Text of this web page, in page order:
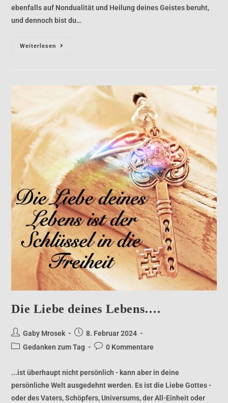
ebenfalls auf Nondualität und Heilung deines Geistes beruht,
und dennoch bist du…
Weiterlesen
Die Liebe deines Lebens….
Gaby Mrosek
8. Februar 2024
Gedanken zum Tag
0 Kommentare
...ist überhaupt nicht persönlich - kann aber in deine
persönliche Welt ausgedehnt werden. Es ist die Liebe Gottes -
oder des Vaters, Schöpfers, Universums, der All-Einheit oder